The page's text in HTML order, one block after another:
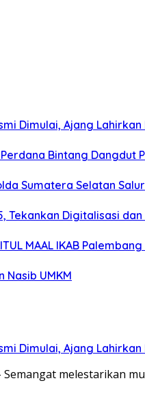
Dimulai, Ajang
Bintang Dangdut
Sumatera Selatan
Tekankan Digitalisasi
MAAL IKAB
Nasib UMKM
Dimulai, Ajang
Semangat melestarikan